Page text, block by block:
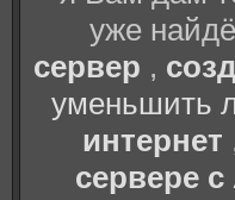
уже
сервер ,
уменьшить
интернет
сервере